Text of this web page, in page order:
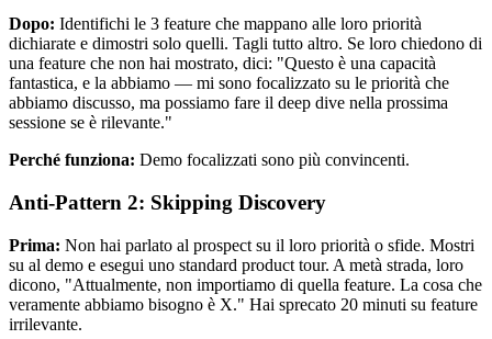
Dopo: Identifichi le 3 feature che mappano alle loro priorità
dichiarate e dimostri solo quelli. Tagli tutto altro. Se loro chiedono di
una feature che non hai mostrato, dici: "Questo è una capacità
fantastica, e la abbiamo — mi sono focalizzato su le priorità che
abbiamo discusso, ma possiamo fare il deep dive nella prossima
sessione se è rilevante."
Perché funziona: Demo focalizzati sono più convincenti.
Anti-Pattern 2: Skipping Discovery
Prima: Non hai parlato al prospect su il loro priorità o sfide. Mostri
su al demo e esegui uno standard product tour. A metà strada, loro
dicono, "Attualmente, non importiamo di quella feature. La cosa che
veramente abbiamo bisogno è X." Hai sprecato 20 minuti su feature
irrilevante.